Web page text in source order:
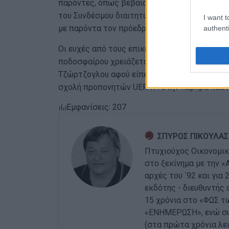
I want
παρόντες, όπως βέβαια και η Ε.Ε. της ΕΠΣΚ
του Συνδέσμου διαιτητών με εκπρόσωπό
με παρόντα τον πρόεδρο κ. Β Καρπατσέλη.
Οι ευχές από τους επικεφαλής για αυτή τη
ποδοσφαίρου χρειάζεται συνεργασία και
Τζώρτζογλου αφού είπε τα καλύτερα για την
σχολή προπονητών UEFA A στην Κέρκρα
Εμφανίσεις: 207
ΣΠΥΡΟΣ ΠΙΚΟΥΛΑΣ
Πτυχιούχος
στο ξεκίνημα με την
αρχές του ΄92 και
εκδότης - διευθυντής
15 χρόνια στο «ΦΩΣ
«ΕΝΗΜΕΡΩΣΗ», ενώ
(στα πρώτα χρόνια